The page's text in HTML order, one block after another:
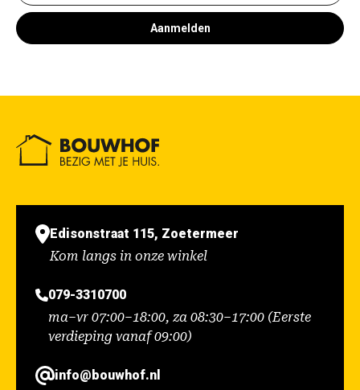
Aanmelden
Edisonstraat 115, Zoetermeer
Kom langs in onze winkel
079-3310700
ma–vr 07:00–18:00, za 08:30–17:00 (Eerste
verdieping vanaf 09:00)
info@bouwhof.nl